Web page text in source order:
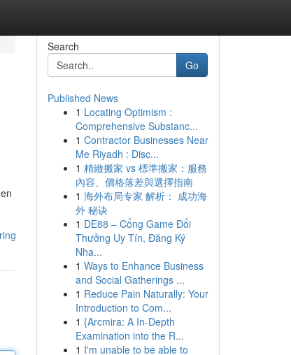
Search
Go
Published News
1 Locating Optimism :
Comprehensive Substanc...
1 Contractor Businesses Near
Me Riyadh : Disc...
1 精緻搬家 vs 標準搬家：服務
內容、價格落差與選擇指南
1 海外布局专家 解析： 成功海
外 秘诀
1 DE88 – Cổng Game Đổi
Thưởng Uy Tín, Đăng Ký
Nha...
1 Ways to Enhance Business
and Social Gatherings ...
1 Reduce Pain Naturally: Your
Introduction to Com...
1 {Arcmira: A In-Depth
Examination into the R...
1 I'm unable to be able to